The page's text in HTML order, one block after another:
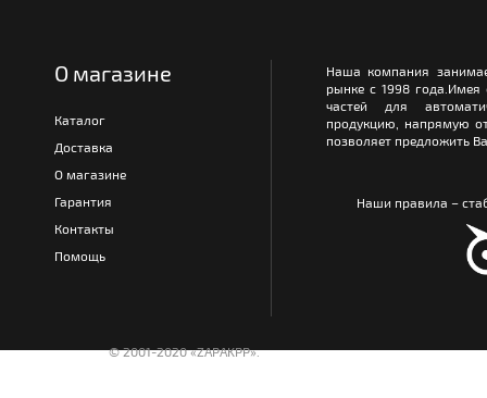
О магазине
Каталог
Доставка
О магазине
Гарантия
Контакты
Помощь
Наша компания
рынке с 1998
частей для
продукцию, напрямую
позволяет предложить
Наши правила –
© 2001-2020 «ZAPAKPP».